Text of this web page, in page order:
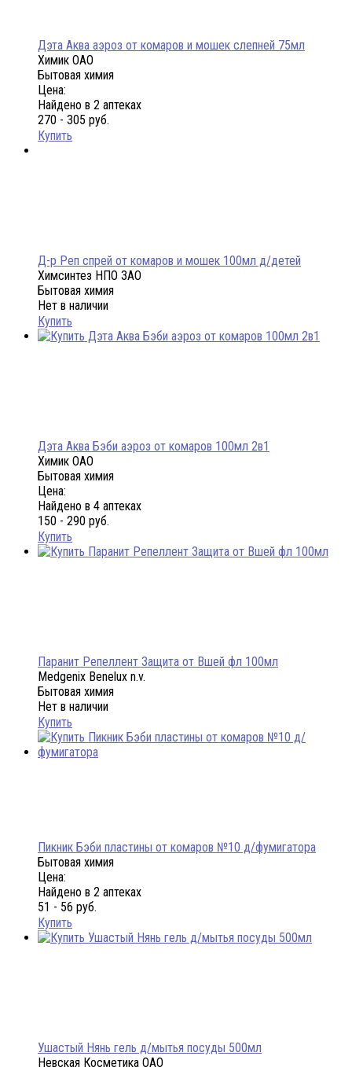
Дэта Аква аэроз от комаров и мошек слепней 75мл
Химик ОАО
Бытовая химия
Цена:
Найдено в 2 аптеках
270 - 305 руб.
Купить
Д-р Реп спрей от комаров и мошек 100мл д/детей
Химсинтез НПО ЗАО
Бытовая химия
Нет в наличии
Купить
Дэта Аква Бэби аэроз от комаров 100мл 2в1
Химик ОАО
Бытовая химия
Цена:
Найдено в 4 аптеках
150 - 290 руб.
Купить
Паранит Репеллент Защита от Вшей фл 100мл
Medgenix Benelux n.v.
Бытовая химия
Нет в наличии
Купить
Пикник Бэби пластины от комаров №10 д/фумигатора
Бытовая химия
Цена:
Найдено в 2 аптеках
51 - 56 руб.
Купить
Ушастый Нянь гель д/мытья посуды 500мл
Невская Косметика ОАО